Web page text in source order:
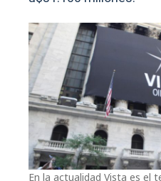
En la actualidad Vista es el